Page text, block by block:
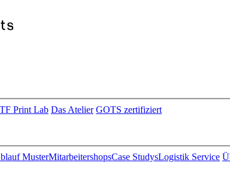
Print Lab Das Atelier GOTS zertifiziert
MusterMitarbeitershopsCase StudysLogistik Service